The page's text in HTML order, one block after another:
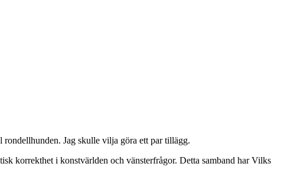
Jag skulle vilja göra ett par tillägg.
korrekthet i konstvärlden och vänsterfrågor. Detta samband har Vilks